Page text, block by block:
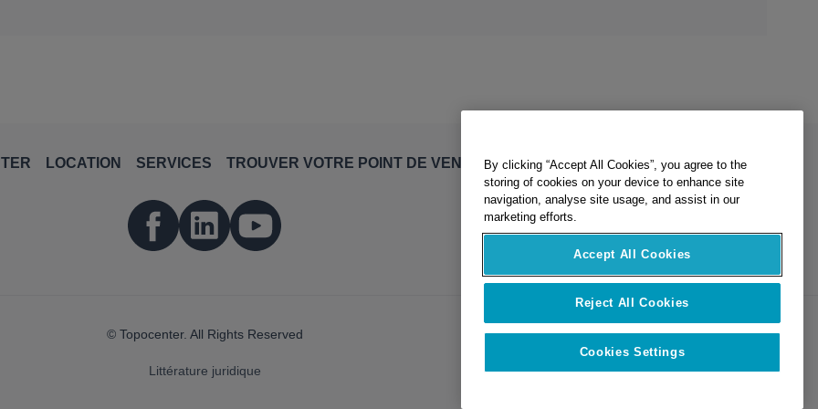
LOCATION SERVICES TROUVER VOTRE POINT DE VENTE
© Topocenter. All Rights Reserved
Littérature juridique
storing of cookies on your device to enhance site
navigation, analyse site usage, and assist in our
marketing efforts.